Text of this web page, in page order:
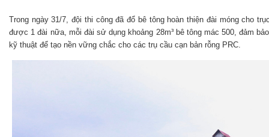
Trong ngày 31/7, đội thi công đã đổ bê tông hoàn thiện đài móng cho
được 1 đài nữa, mỗi đài sử dụng khoảng 28m³ bê tông mác 500, đảm
kỹ thuật để tạo nền vững chắc cho các trụ cầu cạn bản rỗng PRC.